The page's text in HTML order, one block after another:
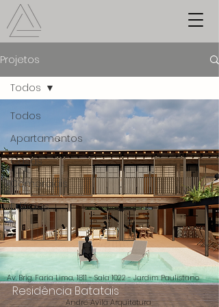
Projetos
Todos
Apartamentos
Casas
Comerciais
Edifícios
Todos
Residência Batatais
Av. Brig. Faria Lima, 1811 - Sala 1022 - Jardim Paulistano
André Avila Arquitetura